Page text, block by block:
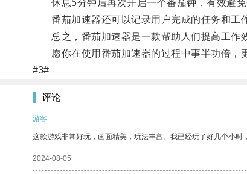
休息5分钟后再次开启一个番茄钟，有效避免
番茄加速器还可以记录用户完成的任务和工
总之，番茄加速器是一款帮助人们提高工作
愿你在使用番茄加速器的过程中事半功倍，更
#3#
评论
游客
这款游戏非常好玩，画面精美，玩法丰富。我已经玩了好几个小时
2024-08-05